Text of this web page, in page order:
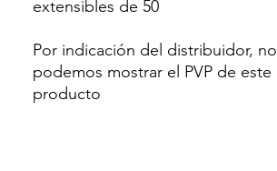
extensibles de 50
Por indicación del distribuidor, no
podemos mostrar el PVP de este
producto